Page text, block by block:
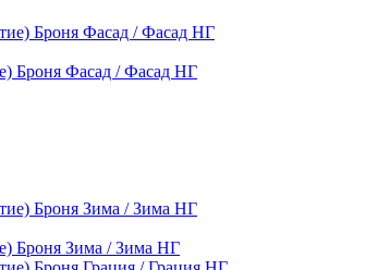
Броня Фасад / Фасад НГ
Броня Зима / Зима НГ